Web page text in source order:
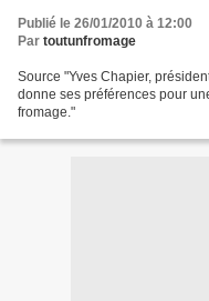
Publié le 26/01/2010 à 12:00
Par toutunfromage
Source "Yves Chapier,
donne ses préférences pour
fromage."